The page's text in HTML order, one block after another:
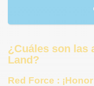
¿Cuáles son las
Land?
Red Force :